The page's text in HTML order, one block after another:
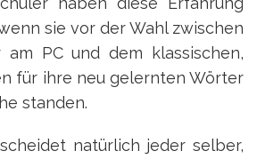
sie vor der Wahl zwischen
am PC und dem klassischen,
für ihre neu gelernten Wörter
standen.
natürlich jeder selber,